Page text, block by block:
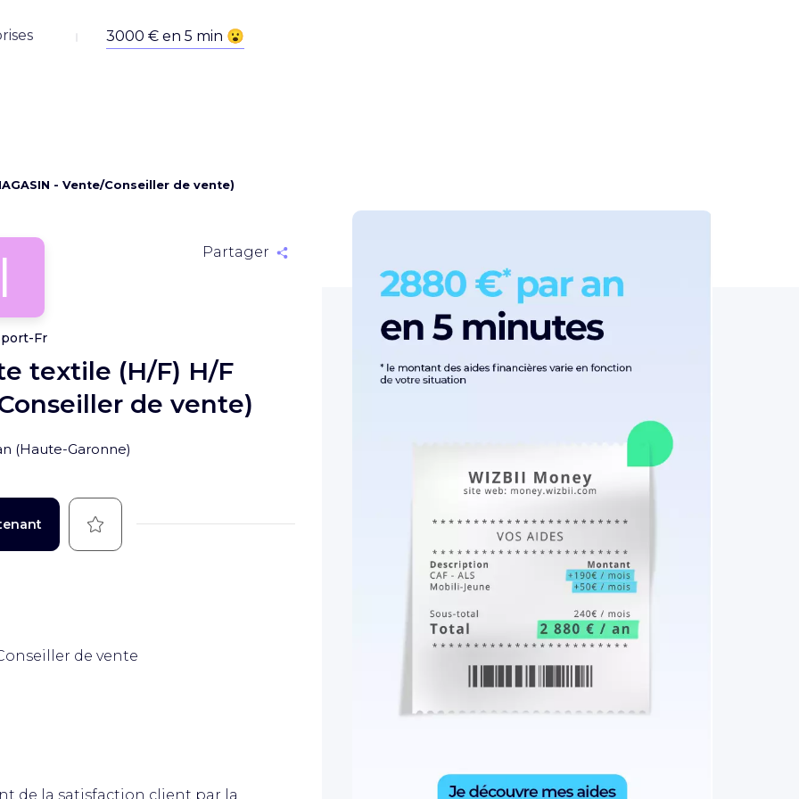
- Vente/Conseiller de vente)
Partager
Fr
textile (H/F) H/F
de vente)
(Haute-Garonne)
Sauvegarder
de vente
de la satisfaction client par la